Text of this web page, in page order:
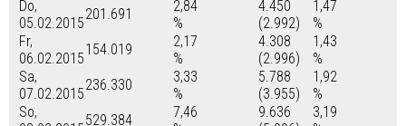
Do,
05.02.2015
201.691
2,84
%
4.450
(2.992)
1,47
%
Fr,
06.02.2015
154.019
2,17
%
4.308
(2.996)
1,43
%
Sa,
07.02.2015
236.330
3,33
%
5.788
(3.955)
1,92
%
So,
529.384
7,46
9.636
3,19